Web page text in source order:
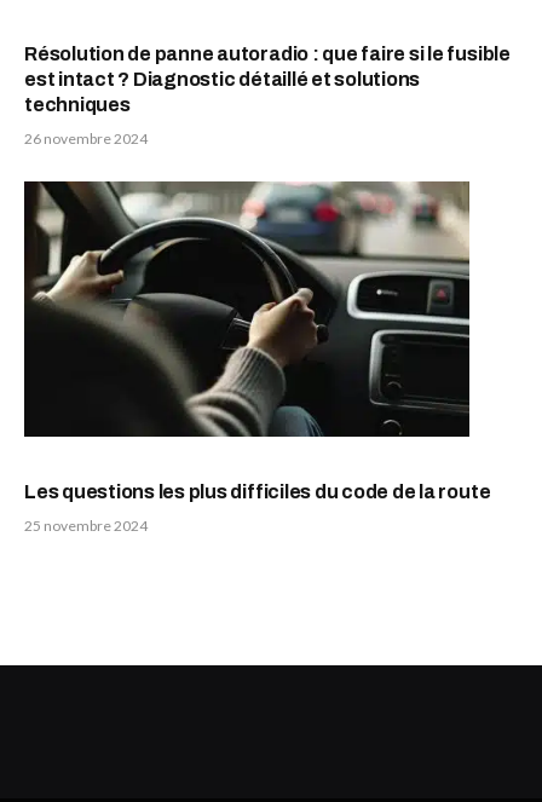
Résolution de panne autoradio : que faire si le fusible
est intact ? Diagnostic détaillé et solutions
techniques
26 novembre 2024
Les questions les plus difficiles du code de la route
25 novembre 2024